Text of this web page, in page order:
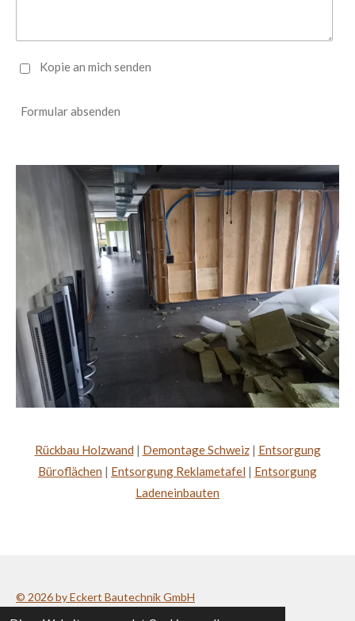
Kopie an mich senden
Formular absenden
Rückbau Holzwand | Demontage Schweiz| Entsorgung
Büroflächen | Entsorgung Reklametafel | Entsorgung
Ladeneinbauten
© 2026 by Eckert Bautechnik GmbH